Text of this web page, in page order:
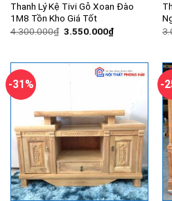
Thanh Lý Kệ Tivi Gỗ Xoan Đào
1M8 Tồn Kho Giá Tốt
4.300.000₫ Giá
3.550.000₫Giá
hiện
3.550.000₫.
-31% -